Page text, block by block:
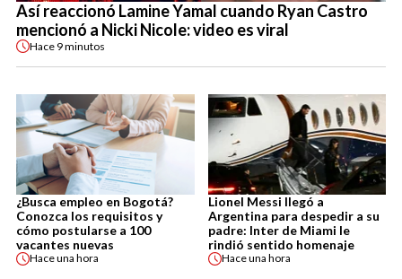
Así reaccionó Lamine Yamal cuando Ryan Castro
mencionó a Nicki Nicole: video es viral
Hace 9 minutos
¿Busca empleo en Bogotá?
Conozca los requisitos y
cómo postularse a 100
vacantes nuevas
Haceuna hora
Lionel Messi llegó a
Argentina para despedir a su
padre: Inter de Miami le
rindió sentido homenaje
Haceuna hora